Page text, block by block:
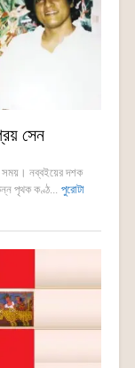
সেন
সময়। নব্বইয়ের দশক
পৃথক কণ্ঠ... পুরোটা